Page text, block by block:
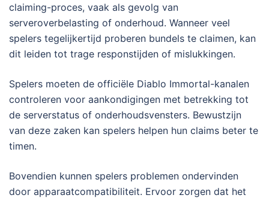
claiming-proces, vaak als gevolg van
serveroverbelasting of onderhoud. Wanneer veel
spelers tegelijkertijd proberen bundels te claimen, kan
dit leiden tot trage responstijden of mislukkingen.
Spelers moeten de officiële Diablo Immortal-kanalen
controleren voor aankondigingen met betrekking tot
de serverstatus of onderhoudsvensters. Bewustzijn
van deze zaken kan spelers helpen hun claims beter te
timen.
Bovendien kunnen spelers problemen ondervinden
door apparaatcompatibiliteit. Ervoor zorgen dat het